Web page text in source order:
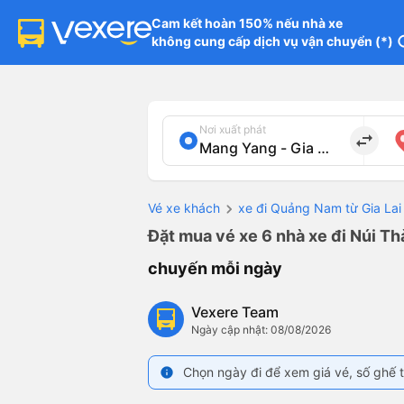
Cam kết hoàn 150% nếu nhà xe
không cung cấp dịch vụ vận chuyển (*)
Nơi xuất phát
import_export
Vé xe khách xe đi Quảng Nam từ Gia Lai
Đặt mua vé xe 6 nhà xe đi Núi
chuyến mỗi ngày
Vexere Team
Ngày cập nhật: 08/08/2026
info Chọn ngày đi để xem giá vé, số